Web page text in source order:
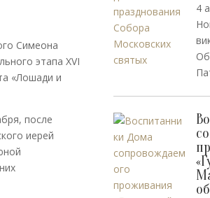
Симеона
этапа XVI
«Лошади и
после
иерей
4